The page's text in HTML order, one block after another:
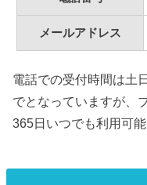
メールアドレス
電話での受付時間は土
でとなっていますが、
365日いつでも利用可能